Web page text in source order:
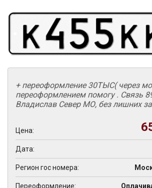
+ переоформление 30ТЫС( через
переоформлением помогу . Связь
Владислав Север МО, без лишних
Цена:
Дата:
Регион гос номера:
Переоформление: